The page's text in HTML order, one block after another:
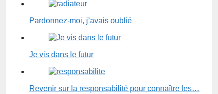
Pardonnez-moi, j’avais oublié
Je vis dans le futur
Revenir sur la responsabilité pour connaître les…